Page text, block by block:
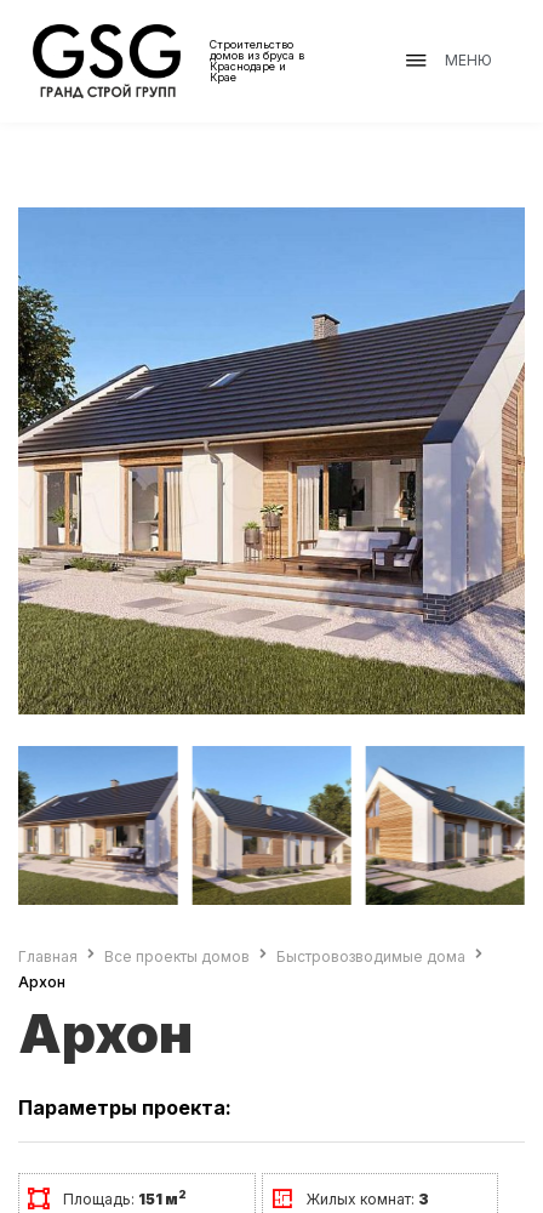
Строительство
домов из бруса в
Краснодаре и
Крае
МЕНЮ
Главная Все проекты домов
Быстровозводимые дома
Архон
Архон
Параметры проекта:
Площадь: 151 м2 Жилых комнат: 3